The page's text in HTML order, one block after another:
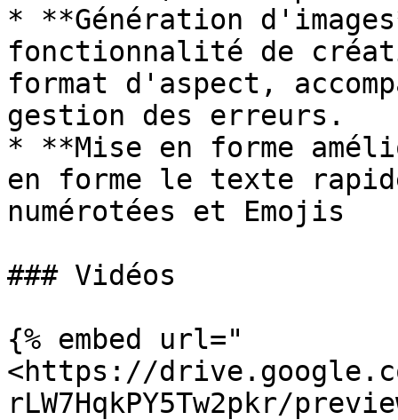
* **Génération
fonctionnalité de
format d'aspect,
gestion des erreurs.
* **Mise en forme
en forme le texte
numérotées et Emojis
### Vidéos
{% embed url="
<https://
rLW7HqkPY5Tw2pkr/